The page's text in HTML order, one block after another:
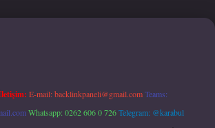
giriş
E-mail:backlinkpaneli@gmail.com Teams:
Whatsapp: 0262 606 0 726Telegram: @karabul